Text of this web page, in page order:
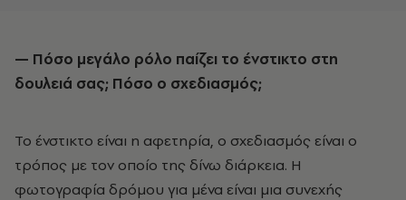
— Πόσο μεγάλο ρόλο παίζει το ένστικτο στη
δουλειά σας; Πόσο ο σχεδιασμός;
Το ένστικτο είναι η αφετηρία, ο σχεδιασμός είναι ο
τρόπος με τον οποίο της δίνω διάρκεια. Η
φωτογραφία δρόμου για μένα είναι μια συνεχής